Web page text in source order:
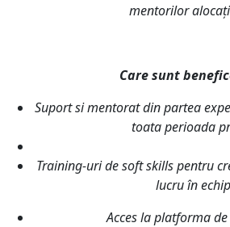
mentorilor
Care sunt
Suport si mentorat din partea
toata perioada
Training-uri de soft skills pentru
lucru în
Acces la platforma